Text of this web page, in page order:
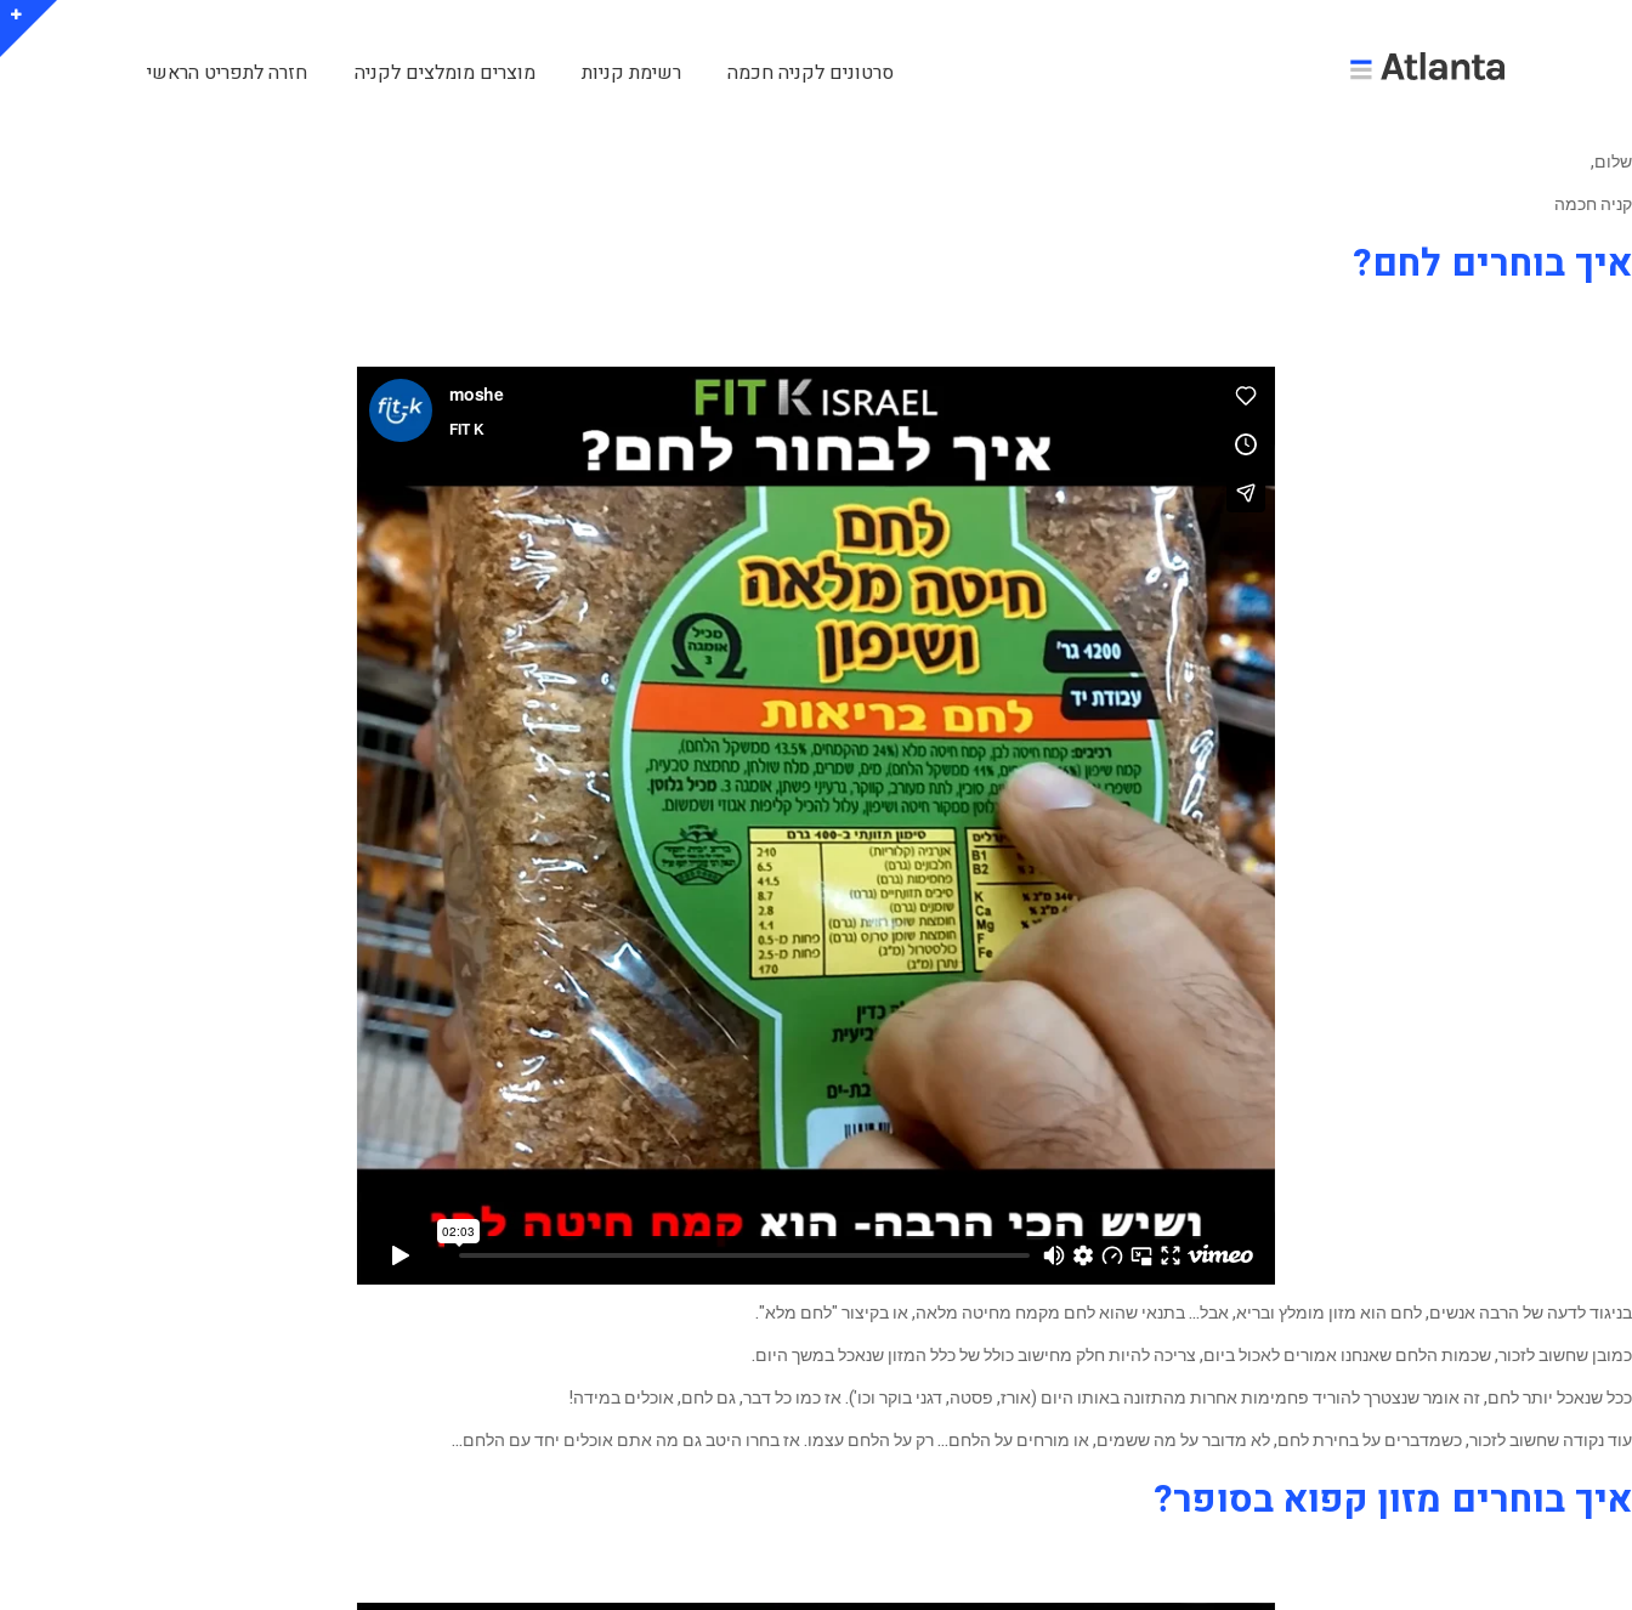
סרטונים לקניה חכמה רשימת קניות מוצרים מומלצים לקניה חזרה לתפריט הראשי
שלום,
קניה חכמה
איך בוחרים לחם?
בניגוד לדעה של הרבה אנשים, לחם הוא מזון מומלץ ובריא, אבל… בתנאי שהוא לחם מקמח מחיטה מלאה, או בקיצור "לחם מלא".
כמובן שחשוב לזכור, שכמות הלחם שאנחנו אמורים לאכול ביום, צריכה להיות חלק מחישוב כולל של כלל המזון שנאכל במשך היום.
ככל שנאכל יותר לחם, זה אומר שנצטרך להוריד פחמימות אחרות מהתזונה באותו היום (אורז, פסטה, דגני בוקר וכו'). אז כמו כל דבר, גם לחם, אוכלים במידה!
עוד נקודה שחשוב לזכור, כשמדברים על בחירת לחם, לא מדובר על מה ששמים, או מורחים על הלחם… רק על הלחם עצמו. אז בחרו היטב גם מה אתם אוכלים יחד עם הלחם…
איך בוחרים מזון קפוא בסופר?